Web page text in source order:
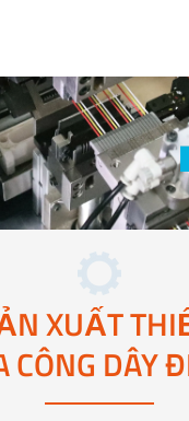
XUẤT
CÔNG DÂY